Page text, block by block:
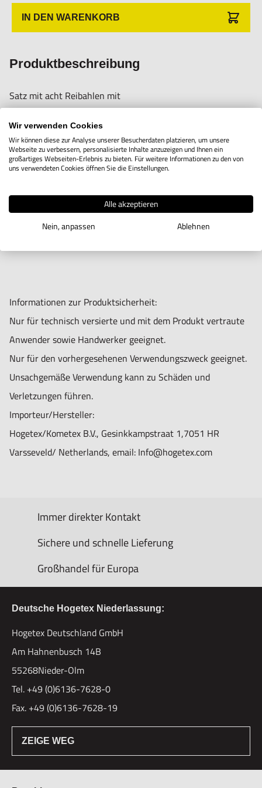
Varsseveld/ Netherlands, email: Info@hogetex.com
IN DEN WARENKORB
Produktbeschreibung
Satz mit acht Reibahlen mit
Inhalt:
Je 1 Reibahle von
Informationen zur Produktsicherheit:
Nur für technisch versierte und mit dem Produkt vertraute
Anwender sowie Handwerker geeignet.
Nur für den vorhergesehenen Verwendungszweck geeignet.
Unsachgemäße Verwendung kann zu Schäden und
Verletzungen führen.
Importeur/Hersteller:
Hogetex/Kometex B.V., Gesinkkampstraat 1,7051 HR
Varsseveld/ Netherlands, email: Info@hogetex.com
Immer direkter Kontakt
Sichere und schnelle Lieferung
Großhandel für Europa
Deutsche Hogetex Niederlassung:
Hogetex Deutschland GmbH
Am Hahnenbusch 14B
55268Nieder-Olm
Tel. +49 (0)6136-7628-0
Fax. +49 (0)6136-7628-19
ZEIGE WEG
Wir verwenden Cookies
Wir können diese zur Analyse unserer Besucherdaten platzieren, um unsere
Webseite zu verbessern, personalisierte Inhalte anzuzeigen und Ihnen ein
großartiges Webseiten-Erlebnis zu bieten. Für weitere Informationen zu den von
uns verwendeten Cookies öffnen Sie die Einstellungen.
Alle akzeptieren
Nein, anpassen
Ablehnen